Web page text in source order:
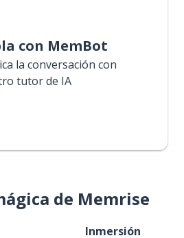
con MemBot
la conversación con
tutor de IA
de Memrise
Inmersión